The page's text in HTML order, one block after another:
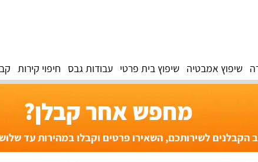
שיפוץ אמבטיה שיפוץ בית פרטי עבודות גבס חיפוי קירות
מחפש אחר קבלן?
הקבלנים לשירותכם, השאירו פרטים וקבלו במהירות עד